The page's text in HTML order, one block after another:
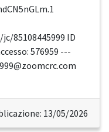
85108445999 ID
576959 ---
13/05/2026